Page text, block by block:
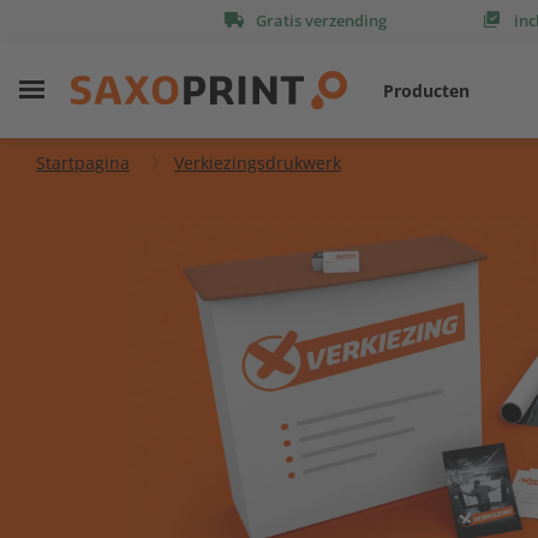
Gratis verzending
Producten
Startpagina Verkiezingsdrukwerk